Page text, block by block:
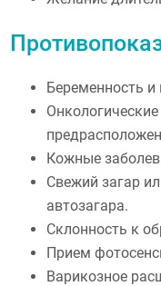
Беременность и
Кожные
Свежий загар
автозагара.
Склонность к
Прием
Варикозное